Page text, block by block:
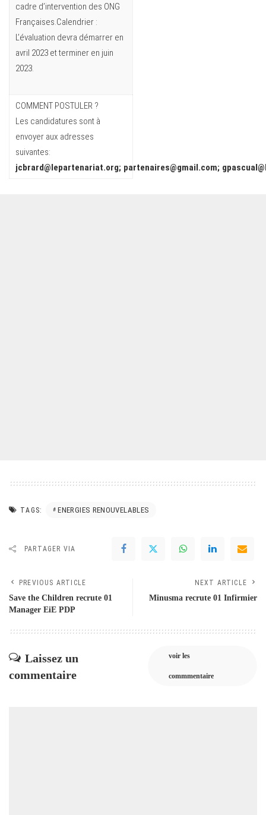
cadre d’intervention des ONG
Françaises.Calendrier :
L’évaluation devra démarrer en
avril 2023 et terminer en juin
2023.
COMMENT POSTULER ?
Les candidatures sont à
envoyer aux adresses
suivantes:
jcbrard@lepartenariat.org; partenaires@gmail.com;
TAGS: ENERGIES RENOUVELABLES
PARTAGER VIA
PREVIOUS ARTICLE
Save the Children recrute 01
Manager EiE PDP
NEXT ARTICLE
Minusma recrute 01 Infirmier
Laissez un
commentaire
voir les
commmentaire